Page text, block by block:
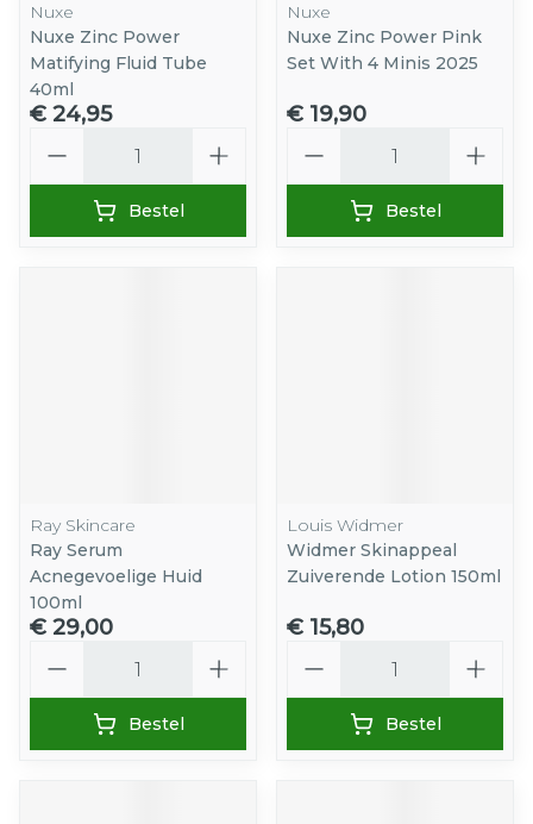
Nuxe
Nuxe Zinc Power
Matifying Fluid Tube
40ml
€ 24,95
Bestel
Nuxe
Nuxe Zinc Power Pink
Set With 4 Minis 2025
€ 19,90
Bestel
Ray Skincare
Ray Serum
Acnegevoelige Huid
100ml
€ 29,00
Bestel
Louis Widmer
Widmer Skinappeal
Zuiverende Lotion 150ml
€ 15,80
Bestel